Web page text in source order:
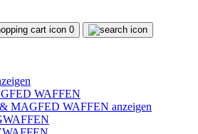
0
WAFFEN
MAGFED WAFFEN anzeigen